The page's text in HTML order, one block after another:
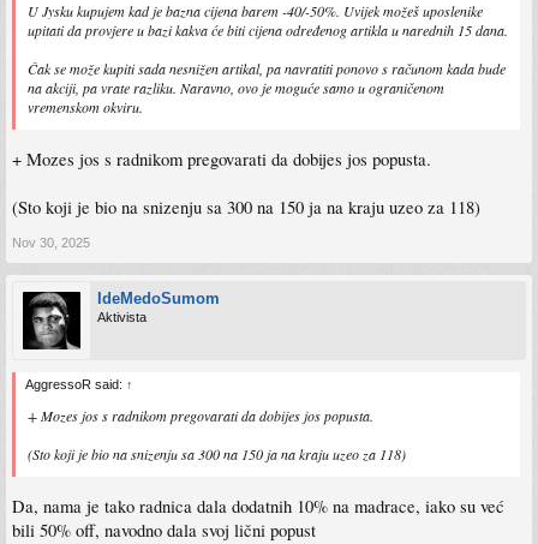
U Jysku kupujem kad je bazna cijena barem -40/-50%. Uvijek možeš uposlenike
upitati da provjere u bazi kakva će biti cijena određenog artikla u narednih 15 dana.
Čak se može kupiti sada nesnižen artikal, pa navratiti ponovo s računom kada bude
na akciji, pa vrate razliku. Naravno, ovo je moguće samo u ograničenom
vremenskom okviru.
+ Mozes jos s radnikom pregovarati da dobijes jos popusta.
(Sto koji je bio na snizenju sa 300 na 150 ja na kraju uzeo za 118)
Nov 30, 2025
IdeMedoSumom
Aktivista
AggressoR said: ↑
+ Mozes jos s radnikom pregovarati da dobijes jos popusta.
(Sto koji je bio na snizenju sa 300 na 150 ja na kraju uzeo za 118)
Da, nama je tako radnica dala dodatnih 10% na madrace, iako su već
bili 50% off, navodno dala svoj lični popust